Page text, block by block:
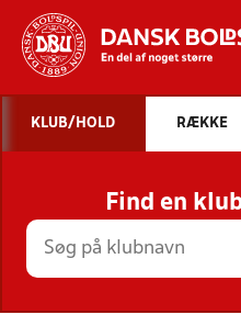
STILLINGER,
KLUB/HOLD RÆKKE
Find en